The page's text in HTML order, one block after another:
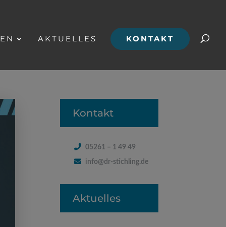
AKTUELLES KONTAKT
Kontakt
05261 – 1 49 49
info@dr-stichling.de
Aktuelles